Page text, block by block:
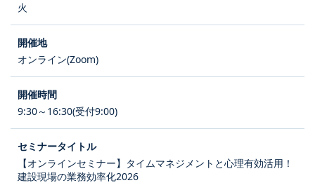
火
オンライン(Zoom)
9:30～16:30(受付9:00)
【オンラインセミナー】タイムマネジメントと心理有効活用！
建設現場の業務効率化2026